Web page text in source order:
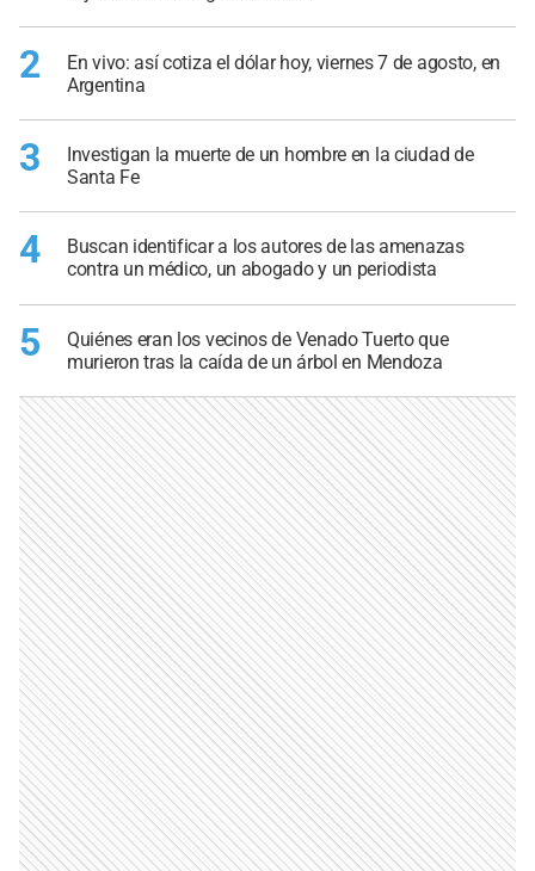
2
En vivo: así cotiza el dólar hoy, viernes 7 de agosto, en
Argentina
3
Investigan la muerte de un hombre en la ciudad de
Santa Fe
4
Buscan identificar a los autores de las amenazas
contra un médico, un abogado y un periodista
5
Quiénes eran los vecinos de Venado Tuerto que
murieron tras la caída de un árbol en Mendoza